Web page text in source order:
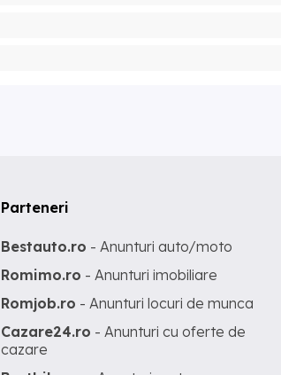
Parteneri
Bestauto.ro - Anunturi auto/moto
Romimo.ro - Anunturi imobiliare
Romjob.ro - Anunturi locuri de munca
Cazare24.ro - Anunturi cu oferte de
cazare